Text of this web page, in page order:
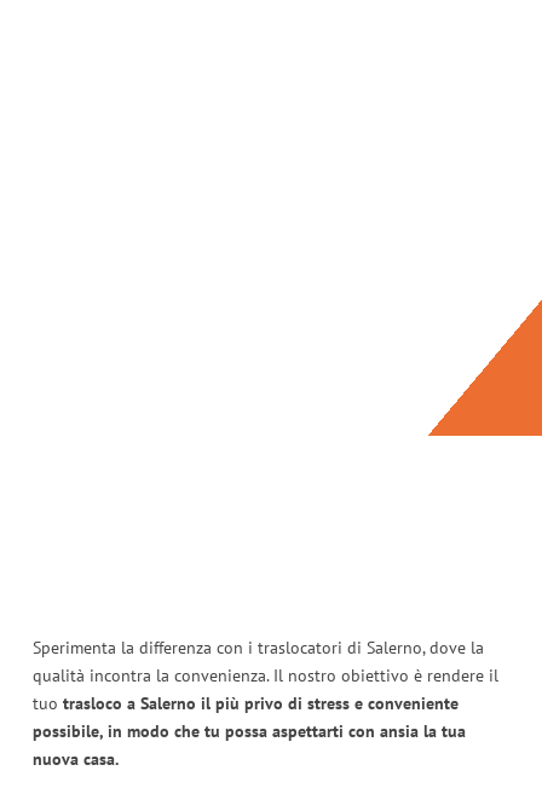
Sperimenta la differenza con i traslocatori di Salerno, dove la
qualità incontra la convenienza. Il nostro obiettivo è rendere il
tuo trasloco a Salerno il più privo di stress e conveniente
possibile, in modo che tu possa aspettarti con ansia la tua
nuova casa.